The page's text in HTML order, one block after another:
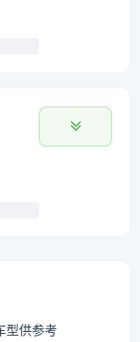
型供参考